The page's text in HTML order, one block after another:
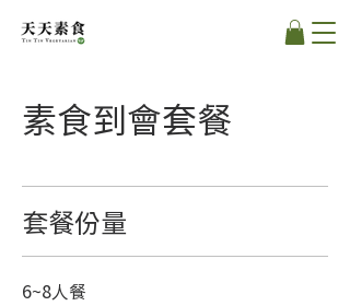
素食到會套餐
套餐份量
6~8人餐